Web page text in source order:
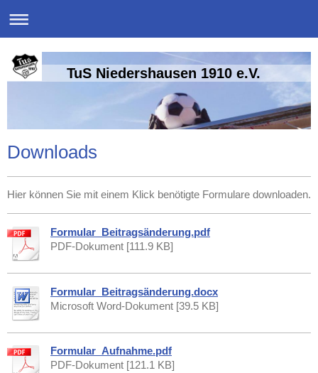
TuS Niedershausen 1910 e.V.
Downloads
Hier können Sie mit einem Klick benötigte Formulare downloaden.
Formular_Beitragsänderung.pdf
PDF-Dokument [111.9 KB]
Formular_Beitragsänderung.docx
Microsoft Word-Dokument [39.5 KB]
Formular_Aufnahme.pdf
PDF-Dokument [121.1 KB]